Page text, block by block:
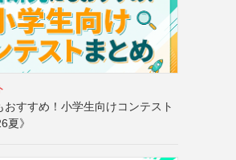
おすすめ！小学生向けコンテスト
夏》